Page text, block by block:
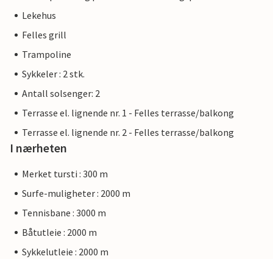
Lekehus
Felles grill
Trampoline
Sykkeler : 2 stk.
Antall solsenger: 2
Terrasse el. lignende nr. 1 - Felles terrasse/balkong
Terrasse el. lignende nr. 2 - Felles terrasse/balkong
I nærheten
Merket tursti : 300 m
Surfe-muligheter : 2000 m
Tennisbane : 3000 m
Båtutleie : 2000 m
Sykkelutleie : 2000 m